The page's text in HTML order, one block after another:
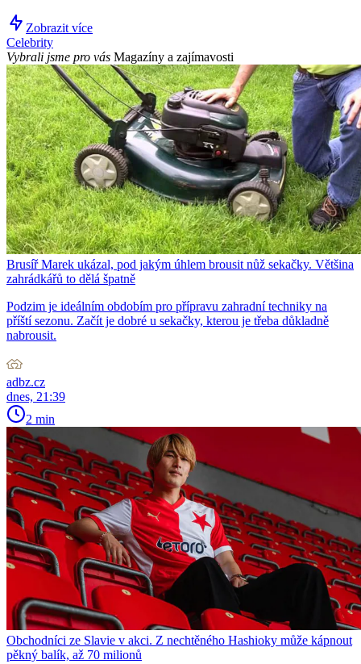
Zobrazit více
Celebrity
Vybrali jsme pro vás Magazíny a zajímavosti
Brusíř Marek ukázal, pod jakým úhlem brousit nůž sekačky. Většina
zahrádkářů to dělá špatně
Podzim je ideálním obdobím pro přípravu zahradní techniky na
příští sezonu. Začít je dobré u sekačky, kterou je třeba důkladně
nabrousit.
adbz.cz
dnes, 21:39
2 min
Obchodníci ze Slavie v akci. Z nechtěného Hashioky může kápnout
pěkný balík, až 70 milionů